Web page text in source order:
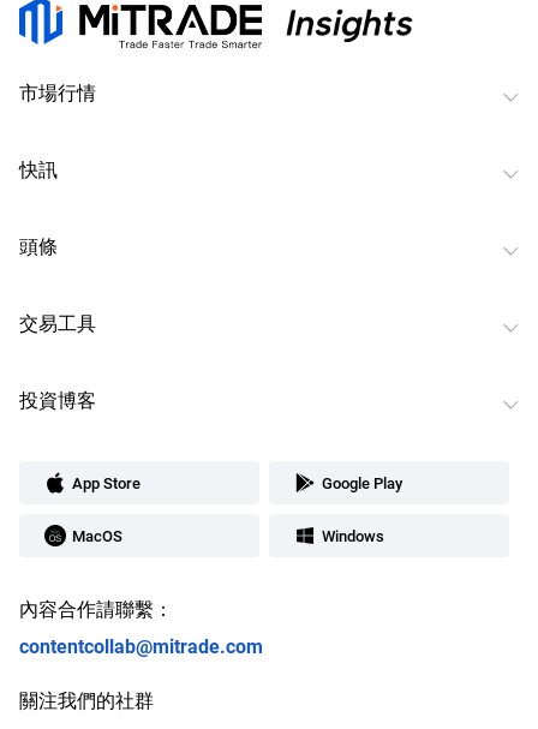
市場行情
快訊
頭條
交易工具
投資博客
App Store Google Play
MacOS Windows
內容合作請聯繫：
contentcollab@mitrade.com
關注我們的社群